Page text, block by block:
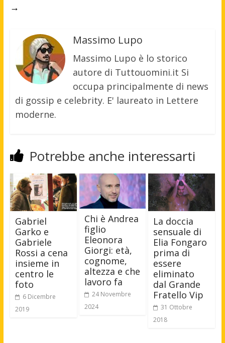
→
Massimo Lupo
Massimo Lupo è lo storico
autore di Tuttouomini.it Si
occupa principalmente di news
di gossip e celebrity. E' laureato in Lettere
moderne.
Potrebbe anche interessarti
Gabriel
Garko e
Gabriele
Rossi a cena
insieme in
centro le
foto
6 Dicembre
2019
Chi è Andrea
figlio
Eleonora
Giorgi: età,
cognome,
altezza e che
lavoro fa
24 Novembre
2024
La doccia
sensuale di
Elia Fongaro
prima di
essere
eliminato
dal Grande
Fratello Vip
31 Ottobre
2018